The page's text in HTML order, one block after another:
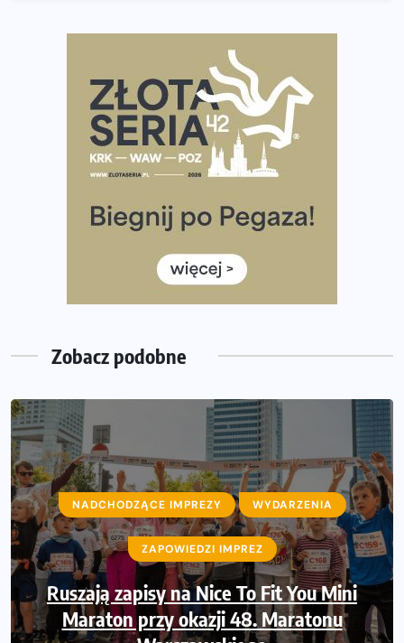
Największy Bieg Powstania Warszawskiego w historii.
Ponad 12 tysięcy uczestników pobiegło dla Bohaterów!
Tętno vs tempo – czym kierować się w bieganiu?
Co ma dużo białka? Produkty, które warto włączyć do
Rozbiegany Olsztyn szykuje się na weekend z
Już w tę sobotę 35. Bieg Powstania Warszawskiego.
Wystartuje rekordowa liczba uczestników
35. Bieg Powstania Warszawskiego – praktyczny
poradnik przed startem
Zobacz podobne
NADCHODZĄCE IMPREZY WYDARZENIA
ZAPOWIEDZI IMPREZ
Ruszają zapisy na Nice To Fit You Mini
Maraton przy okazji 48. Maratonu
NADCHODZĄCE IMPREZY WYDARZENIA
ZAPOWIEDZI IMPREZ
Sprawdzone trasy wracają! Poznaj
przebieg 43. Toruń Maratonu, 17. Toruń